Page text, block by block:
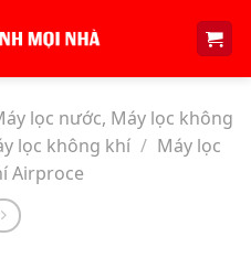
lọc nước, Máy lọc không
lọc không khí / Máy lọc
Airproce